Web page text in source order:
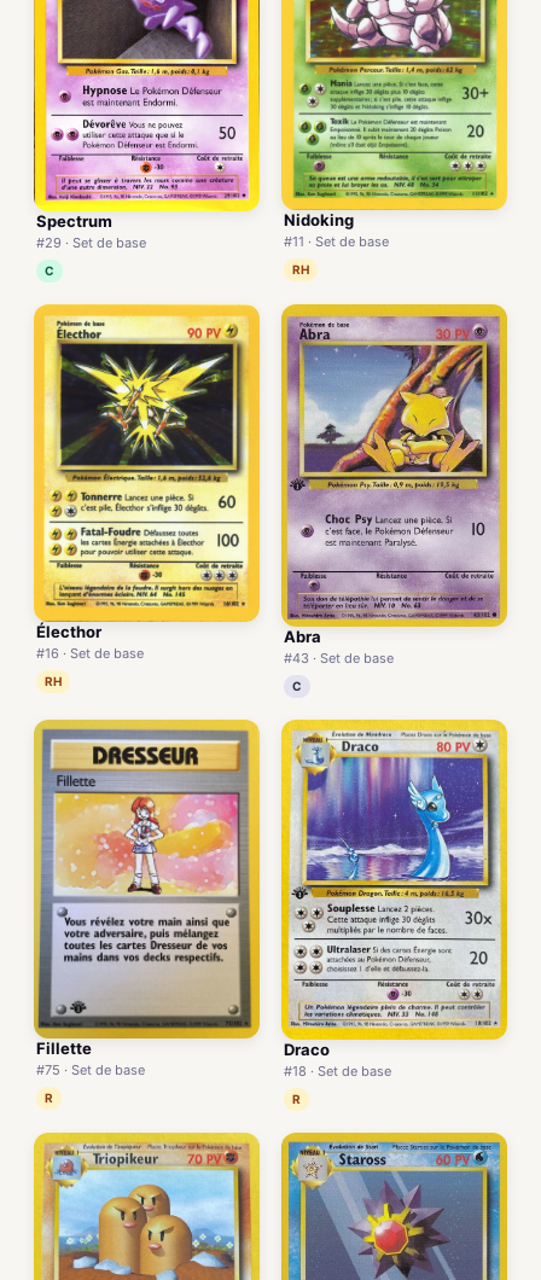
Spectrum
#29 · Set de base
C
Nidoking
#11 · Set de base
RH
Électhor
#16 · Set de base
RH
Abra
#43 · Set de base
C
Fillette
#75 · Set de base
R
Draco
#18 · Set de base
R